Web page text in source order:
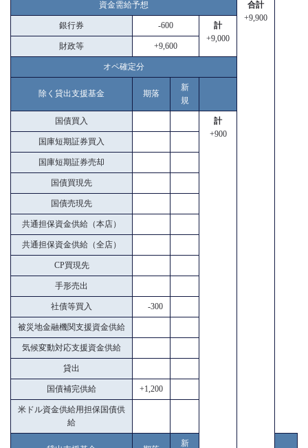
資金需給予想
合計
+9,900
銀行券 -600
計
+9,000
財政等 +9,600
オペ確定分
除く貸出支援基金 期落
新
規
国債買入
計
+900
国庫短期証券買入
国庫短期証券売却
国債買現先
国債売現先
共通担保資金供給（本店）
共通担保資金供給（全店）
CP買現先
手形売出
社債等買入 -300
被災地金融機関支援資金供給
気候変動対応支援資金供給
貸出
国債補完供給 +1,200
米ドル資金供給用担保国債供
給
新